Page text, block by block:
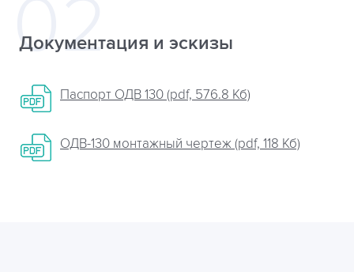
Документация и эскизы
Паспорт ОДВ 130 (pdf, 576.8 Кб)
ОДВ-130 монтажный чертеж (pdf, 118 Кб)